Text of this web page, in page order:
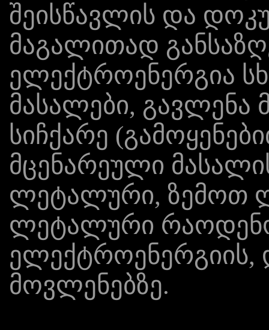
შეისწავლის და
მაგალითად
ელექტროენერგია
მასალები, გავლენა
სიჩქარე
მცენარეული
ლეტალური, ზემოთ
ლეტალური
ელექტროენერგიის,
მოვლენებზე.